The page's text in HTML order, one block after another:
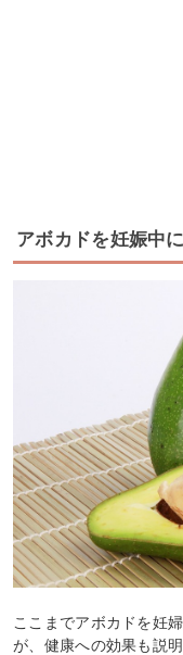
アボカドを妊娠中
ここまでアボカドを妊
が、健康への効果も説